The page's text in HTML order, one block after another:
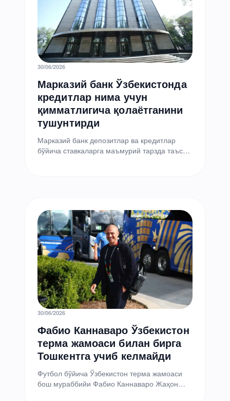
30/06/2026
Марказий банк Ўзбекистонда
кредитлар нима учун
қимматлигича қолаётганини
тушунтирди
Марказий банк депозитлар ва кредитлар
бўйича ставкаларга маъмурий тарзда таъсир
30/06/2026
Фабио Каннаваро Ўзбекистон
терма жамоаси билан бирга
Тошкентга учиб келмайди
Футбол бўйича Ўзбекистон терма жамоаси
бош мураббийи Фабио Каннаваро Жаҳон